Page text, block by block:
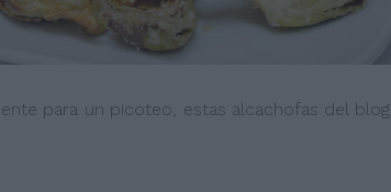
para un picoteo, estas alcachofas del blog